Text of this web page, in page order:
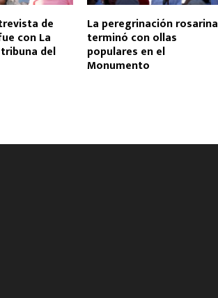
de
con La
del
La peregrinación rosarina
terminó con ollas
populares en el
Monumento